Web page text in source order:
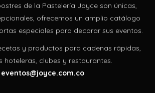
de la Pastelería Joyce son únicas,
ofrecemos un amplio catálogo
especiales para decorar sus eventos.
y productos para cadenas rápidas,
hoteleras, clubes y restaurantes.
eventos@joyce.com.co